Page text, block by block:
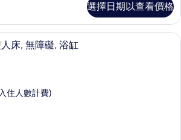
選擇日期以查看價格
書桌、筆電工作空間、隔音、熨斗/熨
床, 無障礙, 浴缸
住人數計費)